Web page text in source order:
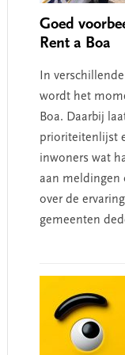
Goed
Rent a Boa
In
wordt het
Boa. Daarbij
prioriteitenlijst
inwoners wat
aan meldingen
over de
gemeenten